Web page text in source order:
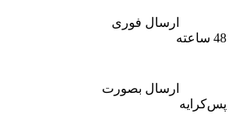
ارسال فوری
48 ساعته
ارسال بصورت
پس‌کرایه